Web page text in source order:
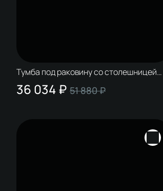
Тумба под раковину со столешницей
STWORKI Колдинг 80 антрацит, матовая
серая
36 034 ₽ 51 880 ₽